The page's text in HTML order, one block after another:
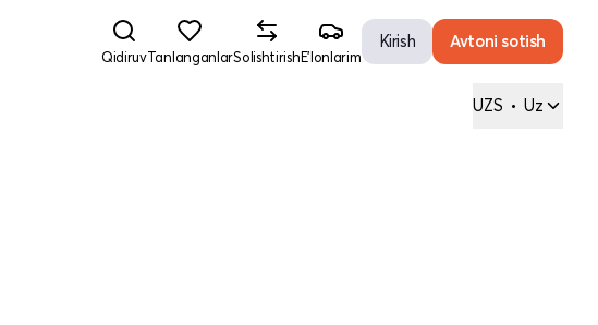
QidiruvTanlanganlarSolishtirishE'lonlarim
Kirish Avtoni sotish
UZS • Uz